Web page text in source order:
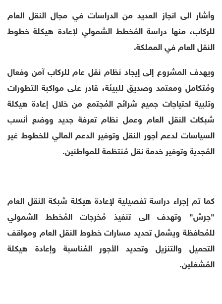
وأشار الى انجاز العديد من الدراسات في مجال النقل العام
للركاب، منها دراسة المُخطط الشمولي لإعادة هيكلة خطوط
النقل العام في المملكة.
ويهدف المشروع إلى إيجاد نظام نقل عام للركاب آمن وفعال
ومُتكامل ومعتمد وصديق للبيئة، قادر على مواكبة التطورات
وتلبية احتياجات جميع شرائح المُجتمع من خلال إعادة هيكلة
شبكات النقل العام وعمل نظام تعرفة جديد ووضع أنسب
السياسات لدعم أجور النقل وتوفير الدعم المالي للخطوط غير
المُجدية وتوفير خدمة نقل مُنتظمة للمواطنين.
كما تم إجراء دراسة تفصيلية لإعادة هيكلة شبكة النقل العام
"جرش" وتهدف الى تنفيذ مُخرجات المُخطط الشمولي
للمُحافظة ويشمل تحديد مسارات خطوط النقل العام ومواقف
التحميل والتنزيل وتحديد الأجور المُناسبة وإعادة هيكلة
المُشغلين.